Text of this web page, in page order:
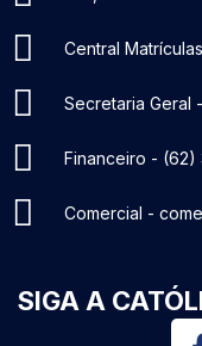
Central
Secretaria Geral
Financeiro - (62)
Comercial -
SIGA A